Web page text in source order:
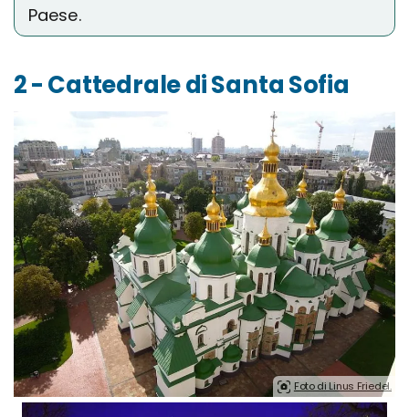
Paese.
2 - Cattedrale di Santa Sofia
Foto di Linus Friedel.